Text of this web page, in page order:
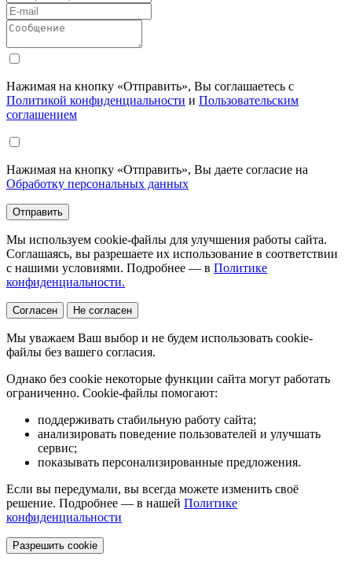
Нажимая на кнопку «Отправить», Вы соглашаетесь с
Политикой конфиденциальности и Пользовательским
соглашением
Нажимая на кнопку «Отправить», Вы даете согласие на
Обработку персональных данных
Отправить
Мы используем cookie-файлы для улучшения работы сайта.
Соглашаясь, вы разрешаете их использование в соответствии
с нашими условиями. Подробнее — в Политике
конфиденциальности.
Согласен Не согласен
Мы уважаем Ваш выбор и не будем использовать cookie-
файлы без вашего согласия.
Однако без cookie некоторые функции сайта могут работать
ограниченно. Cookie-файлы помогают:
поддерживать стабильную работу сайта;
анализировать поведение пользователей и улучшать
сервис;
показывать персонализированные предложения.
Если вы передумали, вы всегда можете изменить своё
решение. Подробнее — в нашей Политике
конфиденциальности
Разрешить cookie